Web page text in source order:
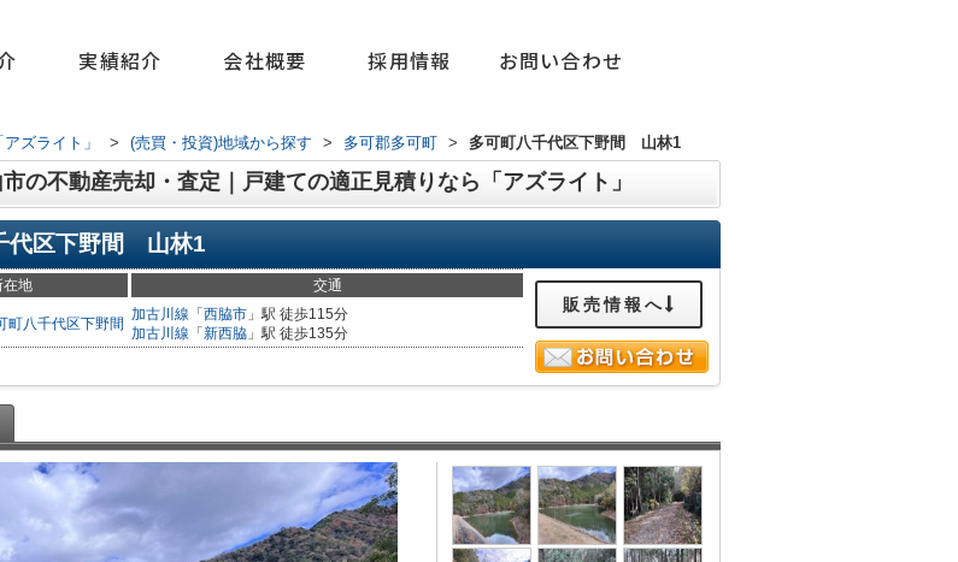
実績紹介 会社概要 採用情報 お問い合わせ
ズライト」 > (売買・投資)地域から探す > 多可郡多可町 > 多可町八千代区下野間 山林1
不動産売却・査定｜戸建ての適正見積りなら「アズライト」
代区下野間 山林1
在地 交通
町八千代区下野間
加古川線 「 西脇市 」駅 徒歩115分
加古川線 「 新西脇 」駅 徒歩135分
販売情報へ